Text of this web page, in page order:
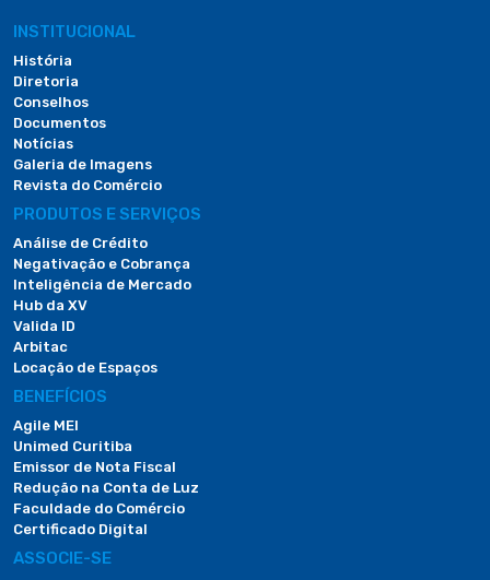
INSTITUCIONAL
História
Diretoria
Conselhos
Documentos
Notícias
Galeria de Imagens
Revista do Comércio
PRODUTOS E SERVIÇOS
Análise de Crédito
Negativação e Cobrança
Inteligência de Mercado
Hub da XV
Valida ID
Arbitac
Locação de Espaços
BENEFÍCIOS
Agile MEI
Unimed Curitiba
Emissor de Nota Fiscal
Redução na Conta de Luz
Faculdade do Comércio
Certificado Digital
ASSOCIE-SE